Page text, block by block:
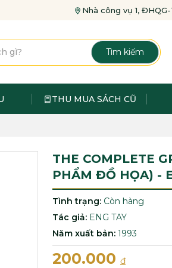
Nhà công vụ 1,
Tìm kiếm
THU MUA SÁCH CŨ
THE COMPLETE
PHẨM ĐỒ HỌA) -
Tình trạng: Còn hàng
Tác giả: ENG TAY
Năm xuất bản: 1993
200.000 đ